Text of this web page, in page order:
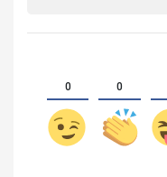
0 0